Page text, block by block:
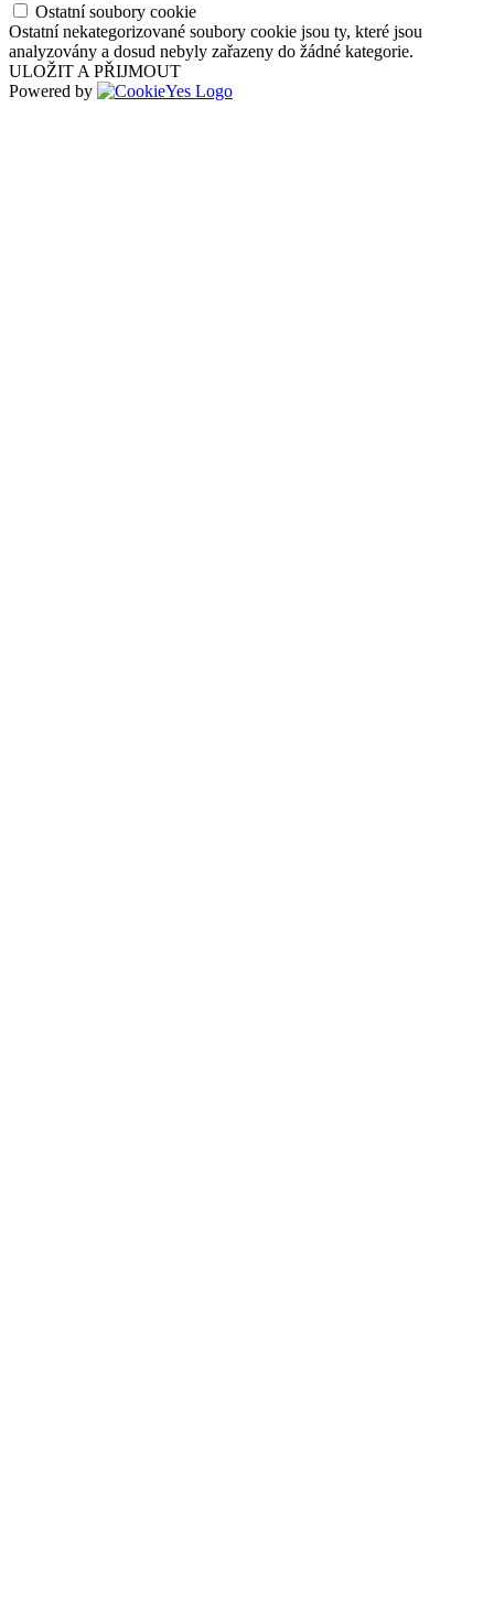
Ostatní soubory cookie
Ostatní nekategorizované soubory cookie jsou ty, které jsou
analyzovány a dosud nebyly zařazeny do žádné kategorie.
ULOŽIT A PŘIJMOUT
Powered by